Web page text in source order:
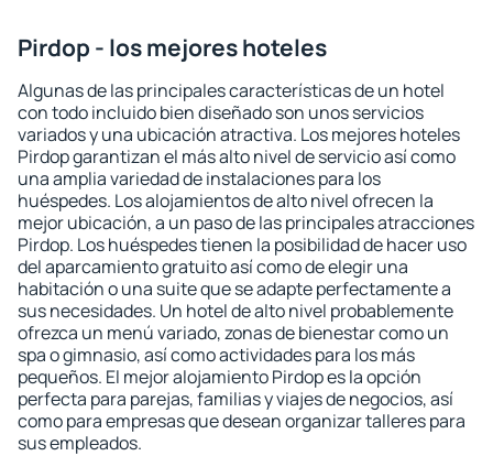
Pirdop - los mejores hoteles
Algunas de las principales características de un hotel
con todo incluido bien diseñado son unos servicios
variados y una ubicación atractiva. Los mejores hoteles
Pirdop garantizan el más alto nivel de servicio así como
una amplia variedad de instalaciones para los
huéspedes. Los alojamientos de alto nivel ofrecen la
mejor ubicación, a un paso de las principales atracciones
Pirdop. Los huéspedes tienen la posibilidad de hacer uso
del aparcamiento gratuito así como de elegir una
habitación o una suite que se adapte perfectamente a
sus necesidades. Un hotel de alto nivel probablemente
ofrezca un menú variado, zonas de bienestar como un
spa o gimnasio, así como actividades para los más
pequeños. El mejor alojamiento Pirdop es la opción
perfecta para parejas, familias y viajes de negocios, así
como para empresas que desean organizar talleres para
sus empleados.